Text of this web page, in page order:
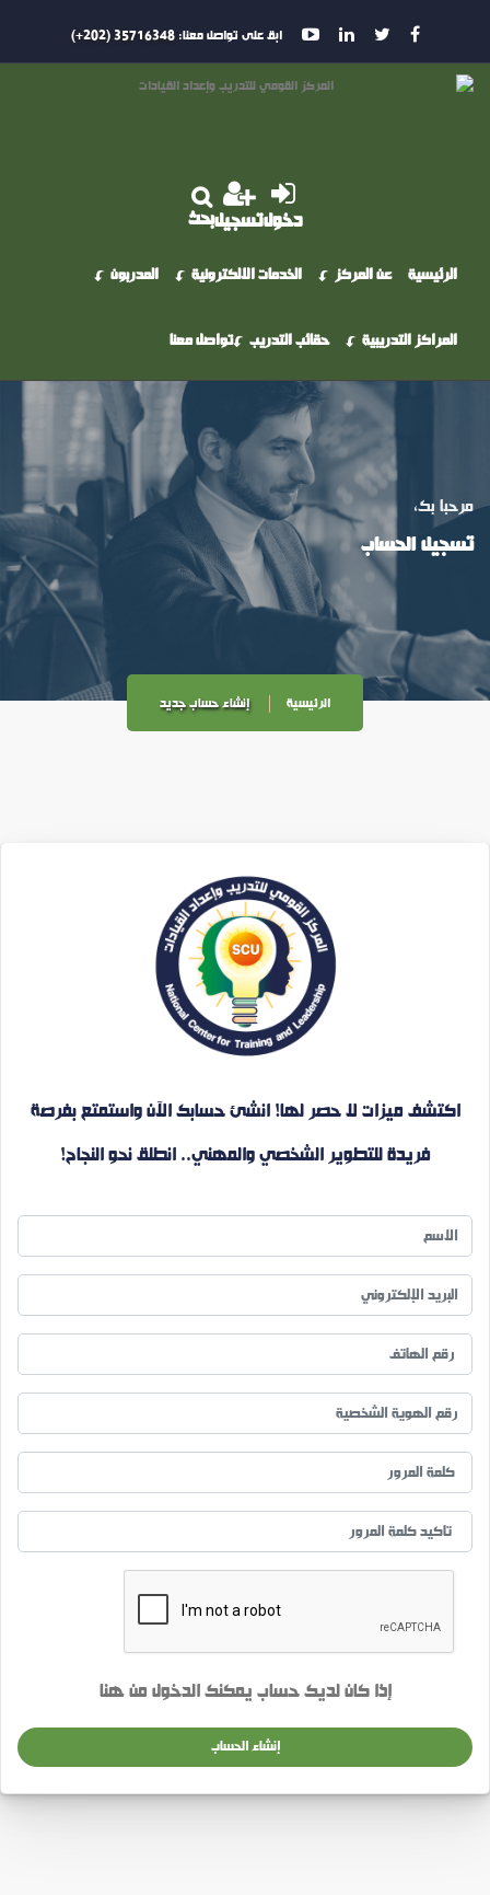
ابق على تواصل معنا:35716348 (202+)
دخولتسجيلبحث
الرئيسية عن المركز الخدمات الالكترونية المدربون
المراكز التدريبية حقائب التدريب تواصل معنا
مرحبا بك،
تسجيل الحساب
الرئيسية إنشاء حساب جديد
اكتشف ميزات لا حصر لها! انشئ حسابك الآن واستمتع بفرصة
فريدة للتطوير الشخصي والمهني.. انطلق نحو النجاح!
إذا كان لديك حساب يمكنك الدخول منهنا
إنشاء الحساب